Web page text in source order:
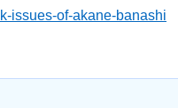
issues-of-akane-banashi